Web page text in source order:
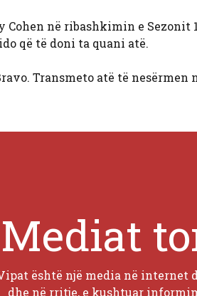
në ribashkimin e Sezonit
që të doni ta quani atë.
Transmeto atë të nesërmen
Mediat
është një media në internet
dhe në rritje, e kushtuar